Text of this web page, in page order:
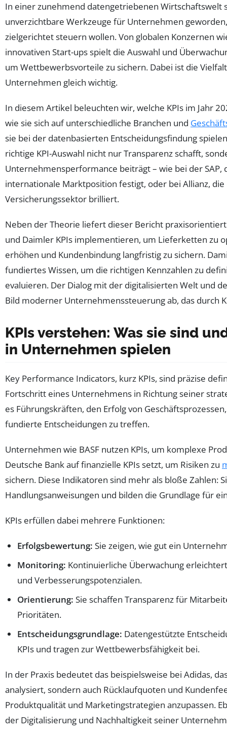
In einer zunehmend datengetriebenen Wirtschaftswelt
unverzichtbare Werkzeuge für Unternehmen
zielgerichtet steuern wollen. Von globalen Konzernen
innovativen Start-ups spielt die Auswahl und
um Wettbewerbsvorteile zu sichern. Dabei ist die
Unternehmen gleich wichtig.
In diesem Artikel beleuchten wir, welche KPIs im Jahr
wie sie sich auf unterschiedliche Branchen und
sie bei der datenbasierten Entscheidungsfindung
richtige KPI-Auswahl nicht nur Transparenz schafft,
Unternehmensperformance beiträgt – wie bei der SAP,
internationale Marktposition festigt, oder bei Allianz,
Versicherungssektor brilliert.
Neben der Theorie liefert dieser Bericht
und Daimler KPIs implementieren, um Lieferketten zu
erhöhen und Kundenbindung langfristig zu sichern.
fundiertes Wissen, um die richtigen Kennzahlen zu
evaluieren. Der Dialog mit der digitalisierten Welt und
Bild moderner Unternehmenssteuerung ab, das durch
KPIs verstehen: Was sie sind
in Unternehmen spielen
Key Performance Indicators, kurz KPIs, sind präzise
Fortschritt eines Unternehmens in Richtung seiner
es Führungskräften, den Erfolg von
fundierte Entscheidungen zu treffen.
Unternehmen wie BASF nutzen KPIs, um komplexe
Deutsche Bank auf finanzielle KPIs setzt, um Risiken zu
sichern. Diese Indikatoren sind mehr als bloße Zahlen:
Handlungsanweisungen und bilden die Grundlage für
KPIs erfüllen dabei mehrere Funktionen:
Erfolgsbewertung: Sie zeigen, wie gut ein
Monitoring: Kontinuierliche Überwachung
und Verbesserungspotenzialen.
Orientierung: Sie schaffen Transparenz für
Prioritäten.
Entscheidungsgrundlage: Datengestützte
KPIs und tragen zur Wettbewerbsfähigkeit bei.
In der Praxis bedeutet das beispielsweise bei Adidas,
analysiert, sondern auch Rücklaufquoten und
Produktqualität und Marketingstrategien anzupassen.
der Digitalisierung und Nachhaltigkeit seiner